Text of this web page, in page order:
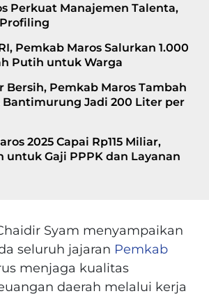
Perkuat Manajemen Talenta,
Pemkab Maros Salurkan 1.000
Putih untuk Warga
Bersih, Pemkab Maros Tambah
Bantimurung Jadi 200 Liter per
2025 Capai Rp115 Miliar,
untuk Gaji PPPK dan Layanan
Syam menyampaikan
seluruh jajaran Pemkab
menjaga kualitas
daerah melalui kerja